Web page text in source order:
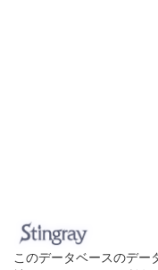
このデータベースのデー